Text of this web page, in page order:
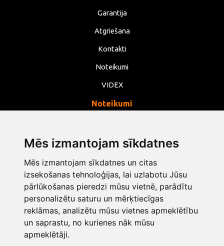
Mēs izmantojam sīkdatnes
Mēs izmantojam sīkdatnes un citas
izsekošanas tehnoloģijas, lai uzlabotu Jūsu
pārlūkošanas pieredzi mūsu vietnē, parādītu
personalizētu saturu un mērķtiecīgas
reklāmas, analizētu mūsu vietnes apmeklētību
un saprastu, no kurienes nāk mūsu
apmeklētāji.
Garantija
Atgriešana
Kontakti
Noteikumi
VIDEX
Noteikumi
Noteikumi
Mainīt sīkdatņu iestatījumus
info@opentools.lv +371 26272360